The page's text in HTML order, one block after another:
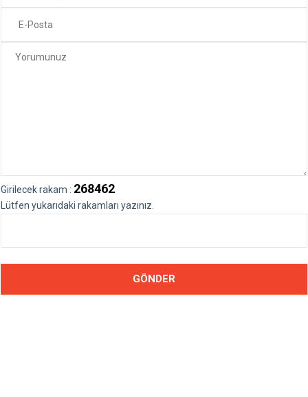
Girilecek rakam : 268462
Lütfen yukarıdaki rakamları yazınız.